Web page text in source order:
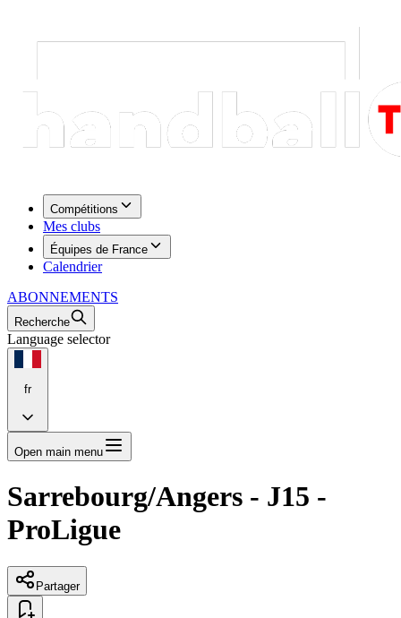
Compétitions
Mes clubs
Équipes de France
Calendrier
ABONNEMENTS
Recherche
Language selector
fr
Open main menu
Sarrebourg/Angers - J15 -
ProLigue
Partager